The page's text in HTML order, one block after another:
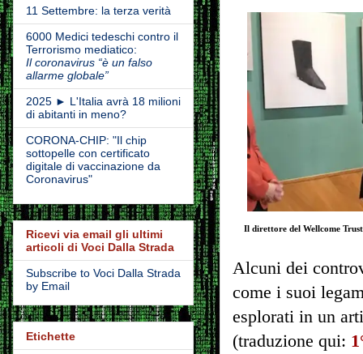
Il direttore del Wellcome
Alcuni dei
come i suoi
esplorati in un
(traduzione qui:
11 Settembre: la terza verità
6000 Medici tedeschi contro il
Terrorismo mediatico:
Il coronavirus “è un falso
allarme globale”
2025 ► L'Italia avrà 18 milioni
di abitanti in meno?
CORONA-CHIP: "Il chip
sottopelle con certificato
digitale di vaccinazione da
Coronavirus"
Ricevi via email gli ultimi
articoli di Voci Dalla Strada
Subscribe to Voci Dalla Strada
by Email
Etichette